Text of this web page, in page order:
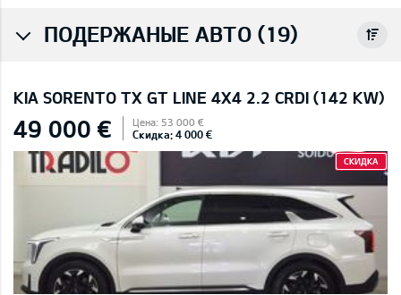
ПОДЕРЖАНЫЕ АВТО (19)
KIA SORENTO TX GT LINE 4X4 2.2 CRDI (142 KW)
49 000 € Цена: 53 000 €
Скидка: 4 000 €
СКИДКА